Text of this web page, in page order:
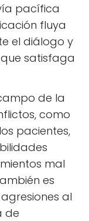
pacífica
fluya
el diálogo y
satisfaga
de la
como
pacientes,
mal
es
al
de